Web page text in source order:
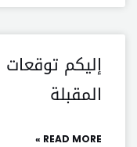
إليكم
المقبلة
READ MORE »